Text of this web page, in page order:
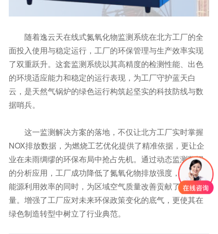
随着逸云天在线式氮氧化物监测系统在北方工厂的全
面投入使用与稳定运行，工厂的环保管理与生产效率实现
了双重跃升。这套监测系统以其高精度的检测性能、出色
的环境适应能力和稳定的运行表现，为工厂守护蓝天白
云，是天然气锅炉的绿色运行构筑起坚实的科技防线与数
据哨兵。
这一监测解决方案的落地，不仅让北方工厂实时掌握
NOX排放数据，为燃烧工艺优化提供了精准依据，更让企
业在未雨绸缪的环保布局中抢占先机。通过动态监测数据
的分析应用，工厂成功降低了氮氧化物排放强度，在提升
能源利用效率的同时，为区域空气质量改善贡献了工业力
量。增强了工厂应对未来环保政策变化的底气，更使其在
绿色制造转型中树立了行业典范。